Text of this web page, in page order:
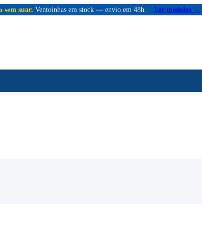
sem suar. Ventoinhas em stock — envio em 48h. Ver modelos →